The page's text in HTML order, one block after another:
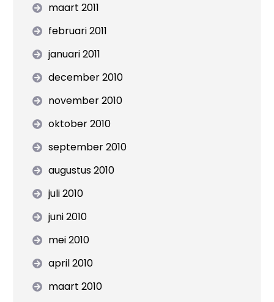
maart 2011
februari 2011
januari 2011
december 2010
november 2010
oktober 2010
september 2010
augustus 2010
juli 2010
juni 2010
mei 2010
april 2010
maart 2010